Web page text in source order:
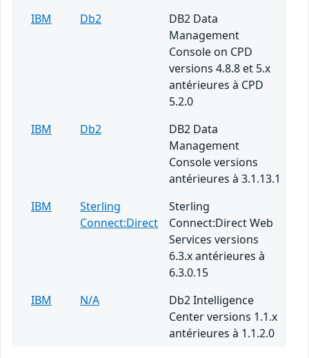
IBM
Db2
DB2 Data
Management
Console on CPD
versions 4.8.8 et 5.x
antérieures à CPD
5.2.0
IBM
Db2
DB2 Data
Management
Console versions
antérieures à 3.1.13.1
IBM
Sterling
Connect:Direct
Sterling
Connect:Direct Web
Services versions
6.3.x antérieures à
6.3.0.15
IBM
N/A
Db2 Intelligence
Center versions 1.1.x
antérieures à 1.1.2.0